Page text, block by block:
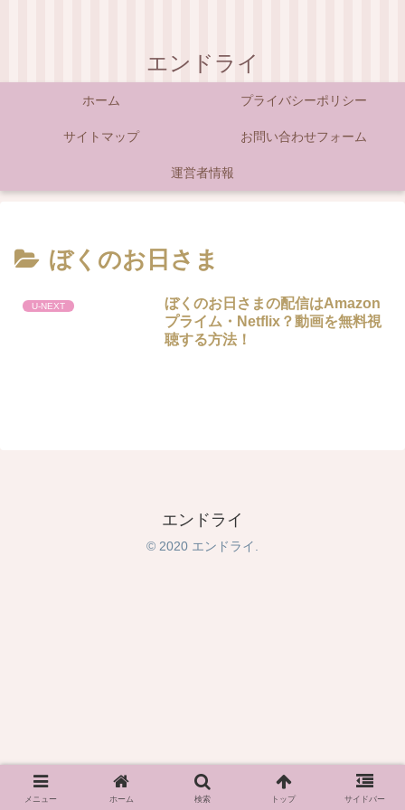
エンドライ
ホーム プライバシーポリシー
サイトマップ お問い合わせフォーム
運営者情報
ぼくのお日さま
U-NEXT
ぼくのお日さまの配信はAmazon
プライム・Netflix？動画を無料視
聴する方法！
エンドライ
© 2020 エンドライ.
メニュー ホーム 検索 トップ サイドバー